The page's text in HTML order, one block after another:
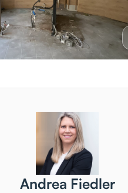
Andrea Fiedler